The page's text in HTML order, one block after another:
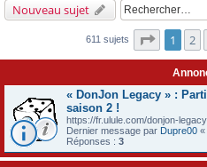
Nouveau sujet
611 sujets Page
1 2
« DonJon Legacy » :
saison 2 !
https://fr.ulule.com/donjon-
Dernier message par Dupre00 «
Réponses : 3